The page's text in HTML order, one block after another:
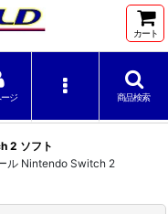
カート
ジ 商品検索
2 ソフト
ル Nintendo Switch 2